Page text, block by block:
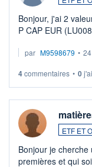
Bonjour, j'ai 2
P CAP EUR
veux procéder à la
par M9598679 •
4commentaires • 0
ETF ET
Bonjour je
premières et qui